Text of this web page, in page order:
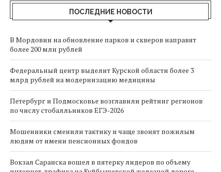
ПОСЛЕДНИЕ НОВОСТИ
В Мордовии на обновление парков и скверов направят
более 200 млн рублей
Федеральный центр выделит Курской области более 3
млрд рублей на модернизацию медицины
Петербург и Подмосковье возглавили рейтинг регионов
по числу стобалльников ЕГЭ-2026
Мошенники сменили тактику и чаще звонят пожилым
людям от имени пенсионных фондов
Вокзал Саранска вошел в пятерку лидеров по объему